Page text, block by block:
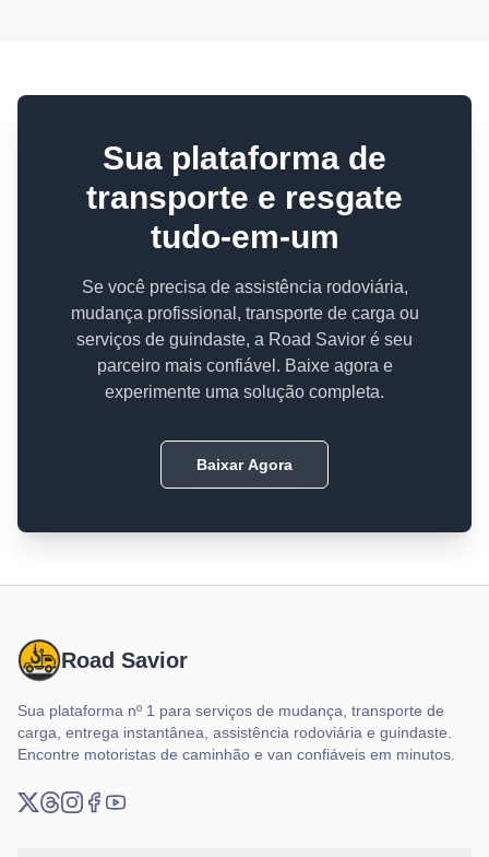
Sua plataforma de
transporte e resgate
tudo-em-um
Se você precisa de assistência rodoviária,
mudança profissional, transporte de carga ou
serviços de guindaste, a Road Savior é seu
parceiro mais confiável. Baixe agora e
experimente uma solução completa.
Baixar Agora
Road Savior
Sua plataforma nº 1 para serviços de mudança, transporte de
carga, entrega instantânea, assistência rodoviária e guindaste.
Encontre motoristas de caminhão e van confiáveis em minutos.